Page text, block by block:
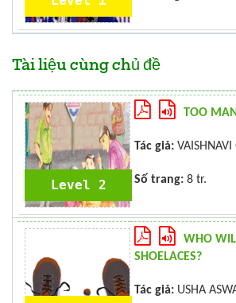
Tài liệu cùng chủ đề
Level 2
TOO
Tác giả:
Số trang: 8 tr.
WHO
SHOELACES?
Tác giả: USHA